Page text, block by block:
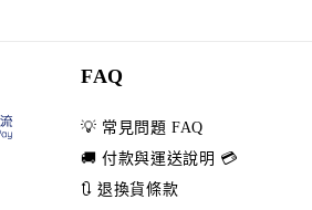
FAQ
💡 常見問題 FAQ
🚚 付款與運送說明 💳
🔃 退換貨條款